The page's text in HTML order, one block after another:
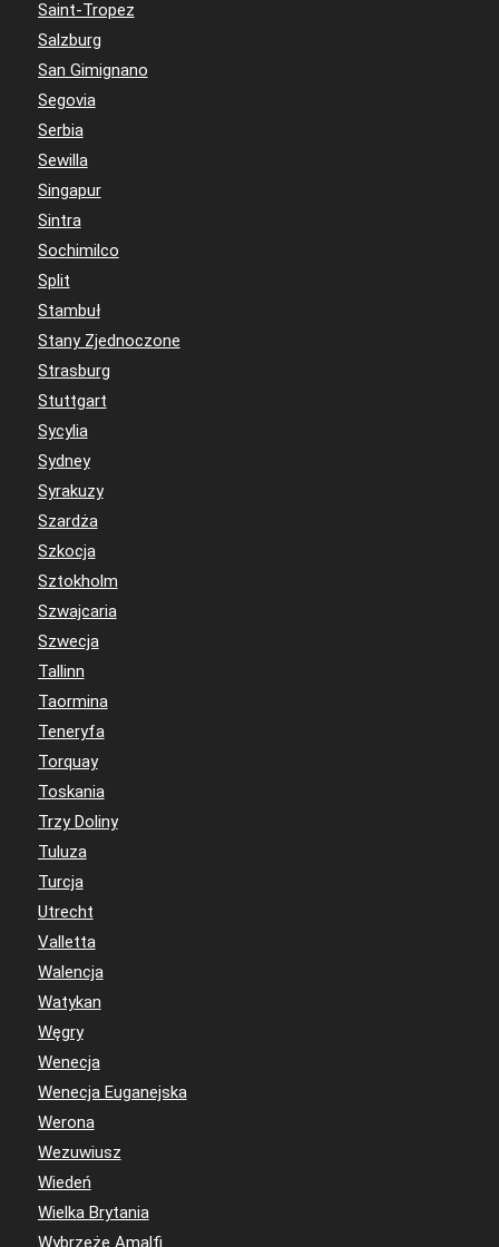
Saint-Tropez
Salzburg
San Gimignano
Segovia
Serbia
Sewilla
Singapur
Sintra
Sochimilco
Split
Stambuł
Stany Zjednoczone
Strasburg
Stuttgart
Sycylia
Sydney
Syrakuzy
Szardża
Szkocja
Sztokholm
Szwajcaria
Szwecja
Tallinn
Taormina
Teneryfa
Torquay
Toskania
Trzy Doliny
Tuluza
Turcja
Utrecht
Valletta
Walencja
Watykan
Węgry
Wenecja
Wenecja Euganejska
Werona
Wezuwiusz
Wiedeń
Wielka Brytania
Wybrzeże Amalfi